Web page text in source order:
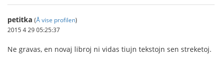
petitka (Å vise profilen)
2015 4 29 05:25:37
Ne gravas, en novaj libroj ni vidas tiujn tekstojn sen streketoj.